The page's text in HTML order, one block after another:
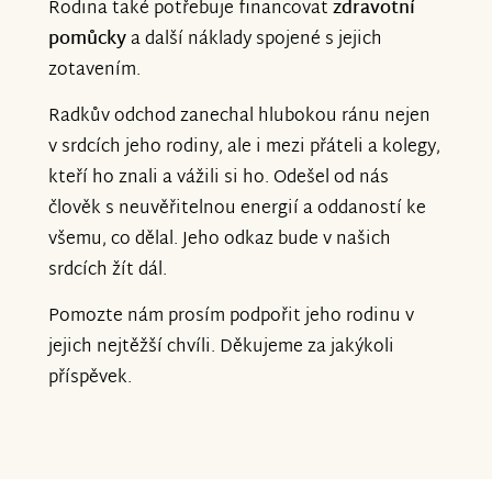
Rodina také potřebuje financovatzdravotní
pomůckya další náklady spojené s jejich
zotavením.
Radkův odchod zanechal hlubokou ránu nejen
v srdcích jeho rodiny, ale i mezi přáteli a kolegy,
kteří ho znali a vážili si ho. Odešel od nás
člověk s neuvěřitelnou energií a oddaností ke
všemu, co dělal. Jeho odkaz bude v našich
srdcích žít dál.
Pomozte nám prosím podpořit jeho rodinu v
jejich nejtěžší chvíli. Děkujeme za jakýkoli
příspěvek.